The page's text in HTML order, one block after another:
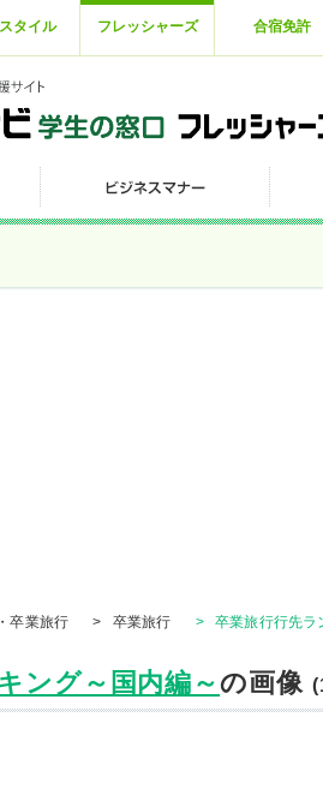
タイル フレッシャーズ 合宿免許
卒業旅行 > 卒業旅行 > 卒業旅行行先ラ
ング～国内編～ の画像